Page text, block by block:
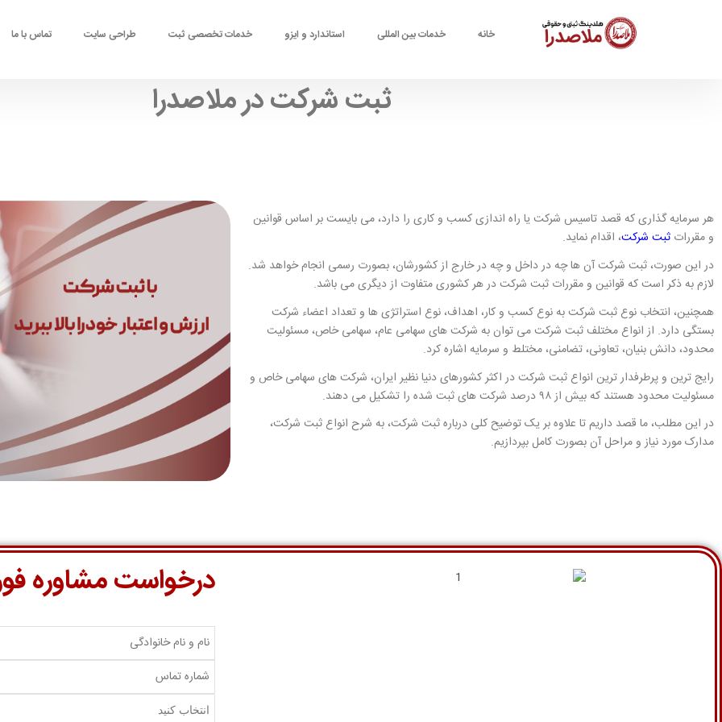
خانه خدمات بین المللی استاندارد و ایزو خدمات تخصصی ثبت طراحی سایت تماس با ما
ثبت شرکت در ملاصدرا
هر سرمایه گذاری که قصد تاسیس شرکت یا راه اندازی کسب و کاری را دارد، می بایست بر اساس قوانین
و مقررات ثبت شرکت، اقدام نماید.
در این صورت، ثبت شرکت آن ها چه در داخل و چه در خارج از کشورشان، بصورت رسمی انجام خواهد شد.
لازم به ذکر است که قوانین و مقررات ثبت شرکت در هر کشوری متفاوت از دیگری می باشد.
همچنین، انتخاب نوع ثبت شرکت به نوع کسب و کار، اهداف، نوع استراتژی ها و تعداد اعضاء شرکت
بستگی دارد. از انواع مختلف ثبت شرکت می توان به شرکت های سهامی عام، سهامی خاص، مسئولیت
محدود، دانش بنیان، تعاونی، تضامنی، مختلط و سرمایه اشاره کرد.
رایج ترین و پرطرفدار ترین انواع ثبت شرکت در اکثر کشورهای دنیا نظیر ایران، شرکت های سهامی خاص و
مسئولیت محدود هستند که بیش از ۹۸ درصد شرکت های ثبت شده را تشکیل می دهند.
در این مطلب، ما قصد داریم تا علاوه بر یک توضیح کلی درباره ثبت شرکت، به شرح انواع ثبت شرکت،
مدارک مورد نیاز و مراحل آن بصورت کامل بپردازیم.
درخواست مشاوره